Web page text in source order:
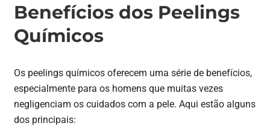
Benefícios dos Peelings
Químicos
Os peelings químicos oferecem uma série de benefícios,
especialmente para os homens que muitas vezes
negligenciam os cuidados com a pele. Aqui estão alguns
dos principais: